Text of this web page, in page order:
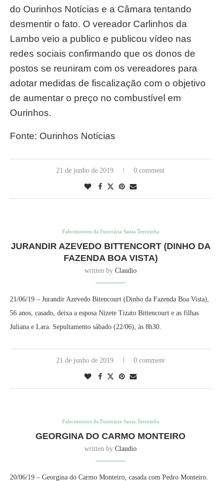
do Ourinhos Notícias e a Câmara tentando
desmentir o fato. O vereador Carlinhos da
Lambo veio a publico e publicou vídeo nas
redes sociais confirmando que os donos de
postos se reuniram com os vereadores para
adotar medidas de fiscalização com o objetivo
de aumentar o preço no combustível em
Ourinhos.
Fonte: Ourinhos Notícias
21 de junho de 2019 0 comment
Falecimentos da Funerária Santa Terezinha
JURANDIR AZEVEDO BITTENCORT (DINHO DA
FAZENDA BOA VISTA)
written by Claudio
21/06/19 – Jurandir Azevedo Bitencourt (Dinho da Fazenda Boa Vista),
56 anos, casado, deixa a esposa Nizete Tizato Bittencourt e as filhas
Juliana e Lara. Sepultamento sábado (22/06), às 8h30.
21 de junho de 2019 0 comment
Falecimentos da Funerária Santa Terezinha
GEORGINA DO CARMO MONTEIRO
written by Claudio
20/06/19 – Georgina do Carmo Monteiro, casada com Pedro Monteiro.